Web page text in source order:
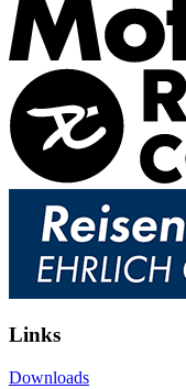
Links
Downloads